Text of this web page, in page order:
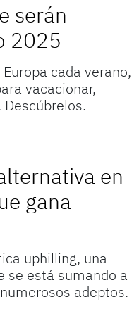
serán
2025
cada verano,
vacacionar,
en
gana
uphilling, una
se está sumando a
adeptos.